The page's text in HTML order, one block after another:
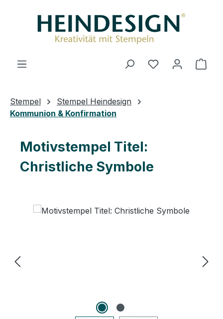
Du hast 0
Stempel
Stempel Heindesign
Kommunion & Konfirmation
Motivstempel Titel:
Christliche Symbole